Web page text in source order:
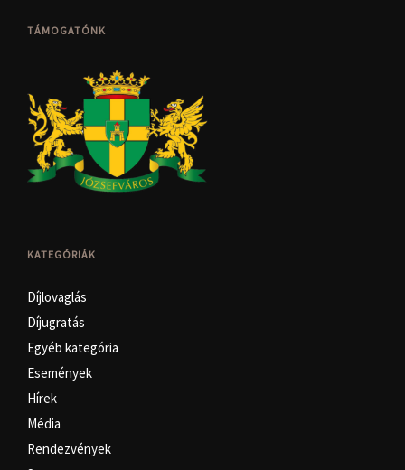
TÁMOGATÓNK
KATEGÓRIÁK
Díjlovaglás
Díjugratás
Egyéb kategória
Események
Hírek
Média
Rendezvények